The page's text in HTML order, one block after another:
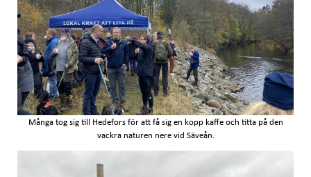
Många tog sig till Hedefors för att få sig en kopp kaffe och titta på den
vackra naturen nere vid Säveån.